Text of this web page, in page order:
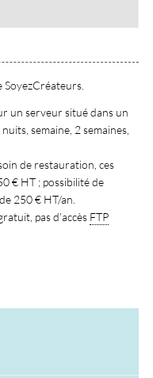
un serveur situé dans un
semaine, 2 semaines,
de restauration, ces
€ HT ; possibilité de
250 € HT/an.
pas d’accès FTP